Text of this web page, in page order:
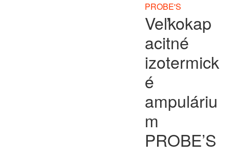
Veľkokap
acitné
izotermick
é
ampuláriu
m
PROBE’S